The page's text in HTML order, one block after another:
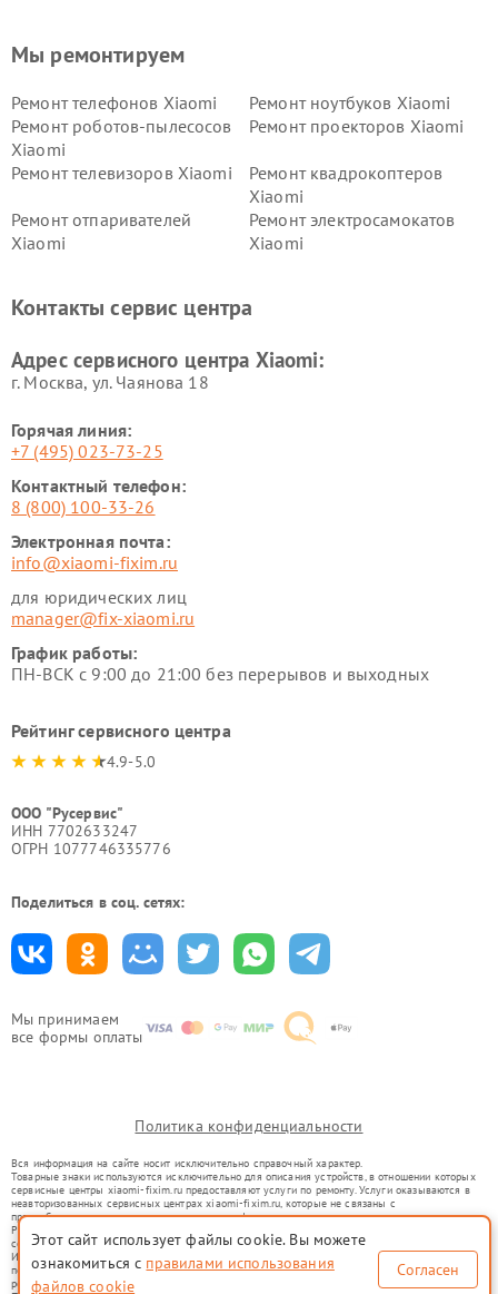
Мы принимаем
все формы оплаты
Мы ремонтируем
Ремонт телефонов Xiaomi
Ремонт ноутбуков Xiaomi
Ремонт роботов-пылесосов
Xiaomi
Ремонт проекторов Xiaomi
Ремонт телевизоров Xiaomi
Ремонт квадрокоптеров
Xiaomi
Ремонт отпаривателей
Xiaomi
Ремонт электросамокатов
Xiaomi
Ремонт стиральных машин
Ремонт смарт-часов Xiaomi
Контакты сервис центра
Адрес сервисного центра Xiaomi:
г. Москва, ул. Чаянова 18
Горячая линия:
+7 (495) 023-73-25
Контактный телефон:
8 (800) 100-33-26
Электронная почта:
info@xiaomi-fixim.ru
для юридических лиц
manager@fix-xiaomi.ru
График работы:
ПН-ВСК с 9:00 до 21:00 без перерывов и выходных
Рейтинг сервисного центра
4.9-5.0
ООО "Русервис"
ИНН 7702633247
ОГРН 1077746335776
Поделиться в соц. сетях:
Политика конфиденциальности
Вся информация на сайте носит исключительно справочный характер.
Товарные знаки используются исключительно для описания устройств, в отношении которых
сервисные центры xiaomi-fixim.ru предоставляют услуги по ремонту. Услуги оказываются в
неавторизованных сервисных центрах xiaomi-fixim.ru, которые не связаны с
правообладателями товарных знаков или их официальными представителями.
Ремонт осуществляется для устройств, уже введенных в гражданский оборот в соответствии
со статьей 1487 ГК РФ.
Использование товарных знаков не преследует цели индивидуализации услуг или введения
потребителей в заблуждение, а служит для информирования о предоставляемых услугах по
ремонту техники указанных брендов.
Этот сайт использует файлы cookie. Вы можете
ознакомиться с правилами использования
файлов cookie
Согласен